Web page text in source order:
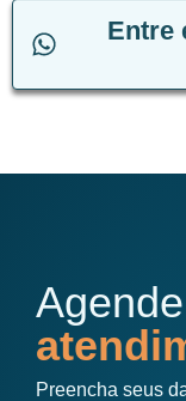
Entre
Preencha seus